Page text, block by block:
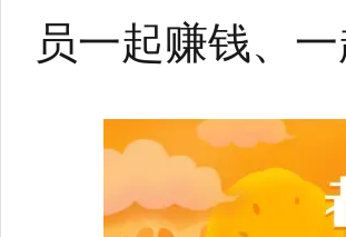
员一起赚钱、